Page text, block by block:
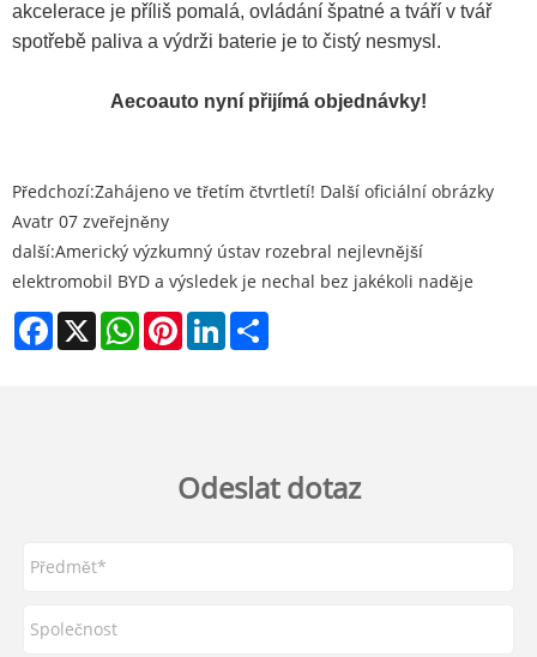
akcelerace je příliš pomalá, ovládání špatné a tváří v tvář
spotřebě paliva a výdrži baterie je to čistý nesmysl.
Aecoauto nyní přijímá objednávky!
Předchozí:Zahájeno ve třetím čtvrtletí! Další oficiální obrázky
Avatr 07 zveřejněny
další:Americký výzkumný ústav rozebral nejlevnější
elektromobil BYD a výsledek je nechal bez jakékoli naděje
Facebook
X WhatsAppPinterestLinkedIn
Odeslat dotaz